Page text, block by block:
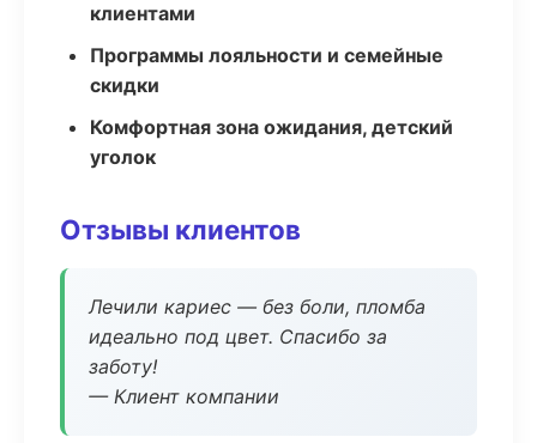
клиентами
Программы лояльности и семейные
скидки
Комфортная зона ожидания, детский
уголок
Отзывы клиентов
Лечили кариес — без боли, пломба
идеально под цвет. Спасибо за
заботу!
— Клиент компании